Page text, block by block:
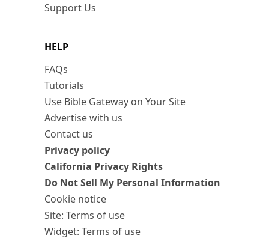
Support Us
HELP
FAQs
Tutorials
Use Bible Gateway on Your Site
Advertise with us
Contact us
Privacy policy
California Privacy Rights
Do Not Sell My Personal Information
Cookie notice
Site: Terms of use
Widget: Terms of use